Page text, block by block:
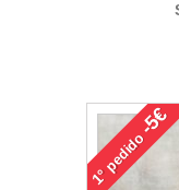
1°
pedido
-5€